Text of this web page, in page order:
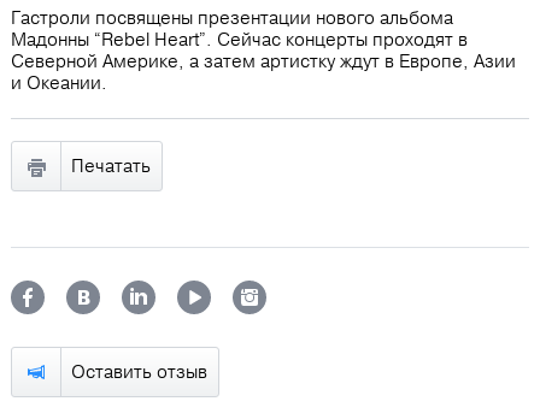
Оставить отзыв
Гастроли посвящены презентации нового альбома
Мадонны “Rebel Heart”. Сейчас концерты проходят в
Северной Америке, а затем артистку ждут в Европе, Азии
и Океании.
Печатать